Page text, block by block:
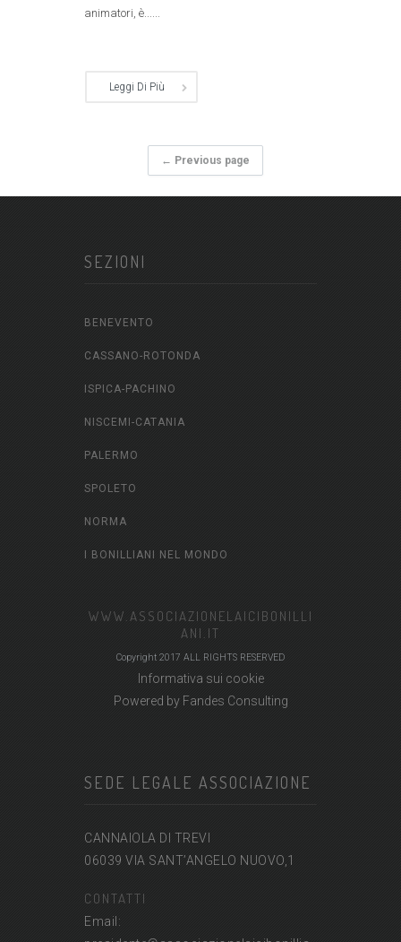
animatori, è......
Leggi Di Più
← Previous page
SEZIONI
BENEVENTO
CASSANO-ROTONDA
ISPICA-PACHINO
NISCEMI-CATANIA
PALERMO
SPOLETO
NORMA
I BONILLIANI NEL MONDO
WWW.ASSOCIAZIONELAICIBONILLI
ANI.IT
Copyright 2017 ALL RIGHTS RESERVED
Informativa sui cookie
Powered by Fandes Consulting
SEDE LEGALE ASSOCIAZIONE
CANNAIOLA DI TREVI
06039 VIA SANT’ANGELO NUOVO,1
CONTATTI
Email: